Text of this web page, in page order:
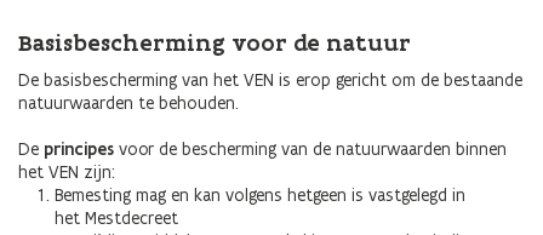
Basisbescherming voor de natuur
De basisbescherming van het VEN is erop gericht om de bestaande
natuurwaarden te behouden.
De principes voor de bescherming van de natuurwaarden binnen
het VEN zijn:
Bemesting mag en kan volgens hetgeen is vastgelegd in
het Mestdecreet